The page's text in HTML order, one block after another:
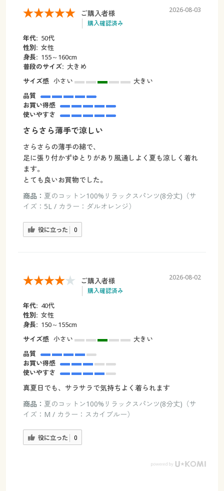
ご購入者様
購入確認済み
2026-08-03
年代: 50代
性別: 女性
身長: 155～160cm
普段のサイズ: 大きめ
サイズ感 小さい
大きい
品質
お買い得感
使いやすさ
さらさら薄手で涼しい
さらさらの薄手の綿で、
足に張り付かずゆとりがあり風通しよく夏も涼しく着れ
ます。
とても良いお買物でした。
商品： 夏のコットン100%リラックスパンツ(8分丈)（サ
イズ：5L / カラー：ダルオレンジ）
役に立った 0
ご購入者様
購入確認済み
2026-08-02
年代: 40代
性別: 女性
身長: 150～155cm
サイズ感 小さい
大きい
品質
お買い得感
使いやすさ
真夏日でも、サラサラで気持ちよく着られます
商品： 夏のコットン100%リラックスパンツ(8分丈)（サ
イズ：M / カラー：スカイブルー）
役に立った 0